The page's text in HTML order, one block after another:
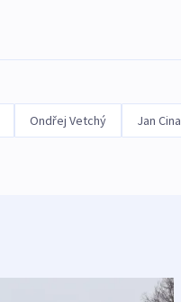
Ondřej Vetchý Jan Cina